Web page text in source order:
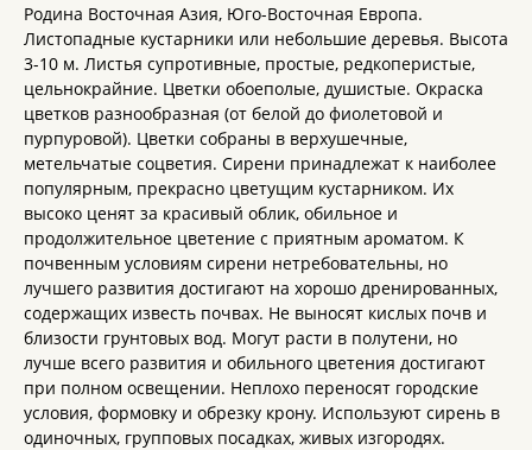
Родина Восточная Азия, Юго-Восточная Европа.
Листопадные кустарники или небольшие деревья. Высота
3-10 м. Листья супротивные, простые, редкоперистые,
цельнокрайние. Цветки обоеполые, душистые. Окраска
цветков разнообразная (от белой до фиолетовой и
пурпуровой). Цветки собраны в верхушечные,
метельчатые соцветия. Сирени принадлежат к наиболее
популярным, прекрасно цветущим кустарником. Их
высоко ценят за красивый облик, обильное и
продолжительное цветение с приятным ароматом. К
почвенным условиям сирени нетребовательны, но
лучшего развития достигают на хорошо дренированных,
содержащих известь почвах. Не выносят кислых почв и
близости грунтовых вод. Могут расти в полутени, но
лучше всего развития и обильного цветения достигают
при полном освещении. Неплохо переносят городские
условия, формовку и обрезку крону. Используют сирень в
одиночных, групповых посадках, живых изгородях.